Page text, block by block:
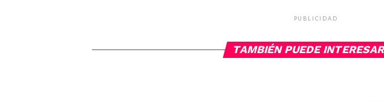
PUBLICIDAD
TAMBIÉN PUEDE